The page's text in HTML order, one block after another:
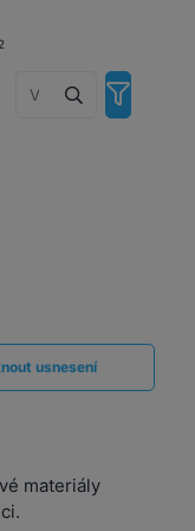
usnesení
materiály